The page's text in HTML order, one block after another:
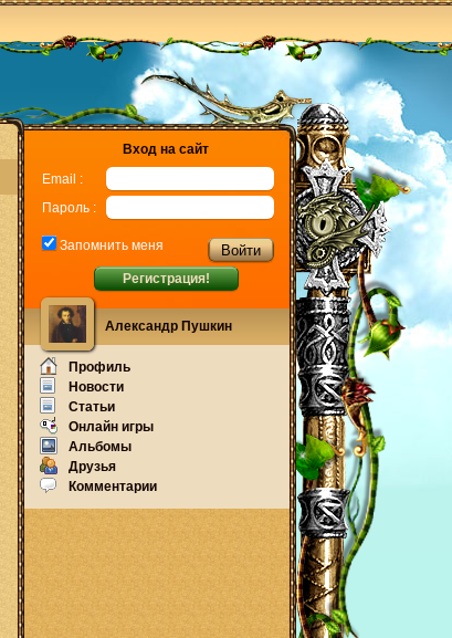
Вход на сайт
Email :
Пароль :
Запомнить меня
Регистрация!
Александр Пушкин
Профиль
Новости
Статьи
Онлайн игры
Альбомы
Друзья
Комментарии